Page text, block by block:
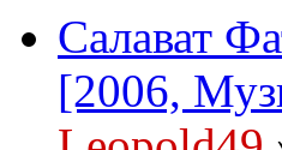
Салават
[2006,